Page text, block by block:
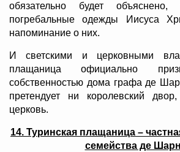
обязательно будет
погребальные одежды Иисуса
напоминание о них.
И светскими и церковными
плащаница официально
собственностью дома графа де
претендует ни королевский
церковь.
14. Туринская плащаница –
семейства де